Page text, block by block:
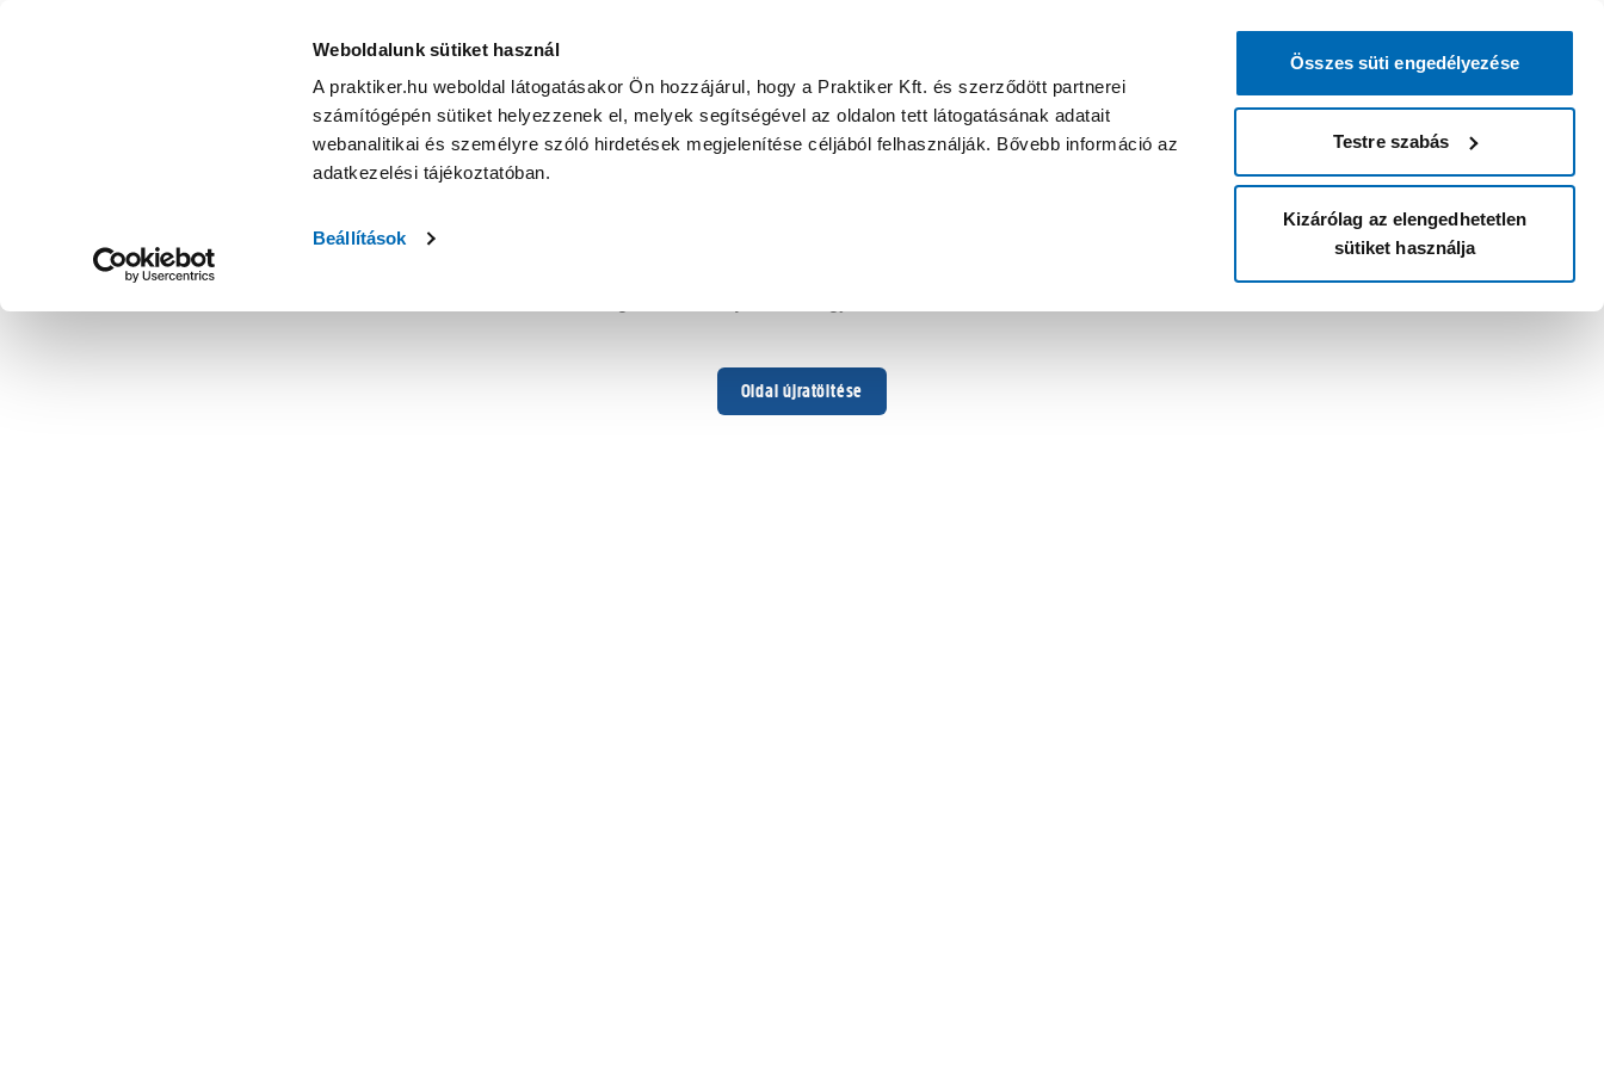
Weboldalunk sütiket használ
A praktiker.hu weboldal látogatásakor Ön hozzájárul, hogy a Praktiker Kft. és szerződött partnerei
számítógépén sütiket helyezzenek el, melyek segítségével az oldalon tett látogatásának adatait
webanalitikai és személyre szóló hirdetések megjelenítése céljából felhasználják. Bővebb információ az
adatkezelési tájékoztatóban.
Beállítások
Összes süti engedélyezése
Testre szabás
Kizárólag az elengedhetetlen
sütiket használja
Oldal újratöltése